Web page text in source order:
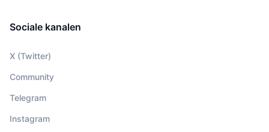
Sociale kanalen
X (Twitter)
Community
Telegram
Instagram